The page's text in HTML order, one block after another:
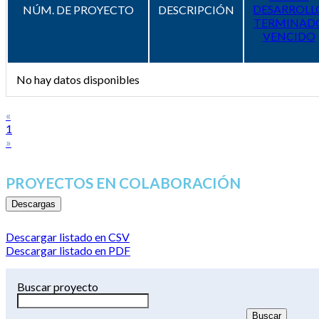
NÚM. DE PROYECTO DESCRIPCIÓN
VENCIDO
No hay datos disponibles
«
1
»
PROYECTOS EN COLABORACIÓN
Descargas
Descargar listado en CSV
Descargar listado en PDF
Buscar proyecto